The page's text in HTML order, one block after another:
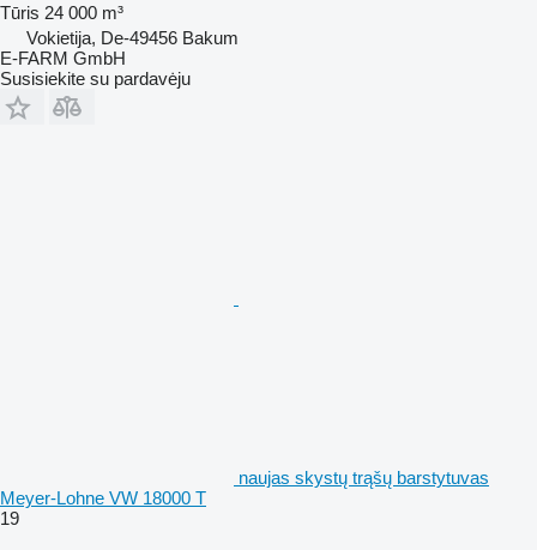
Tūris 24 000 m³
Vokietija, De-49456 Bakum
E-FARM GmbH
Susisiekite su pardavėju
naujas skystų trąšų barstytuvas
Meyer-Lohne VW 18000 T
19